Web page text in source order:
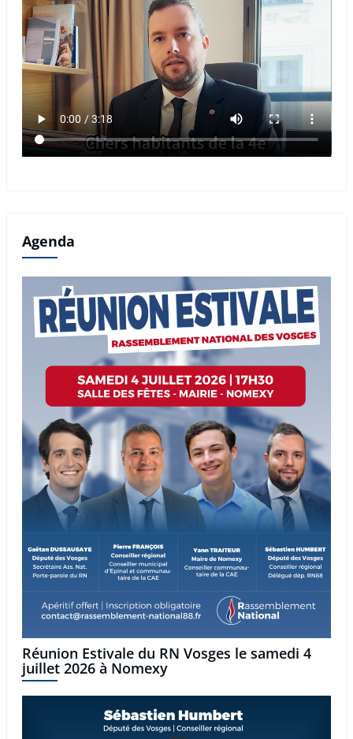
Agenda
Réunion Estivale du RN Vosges le samedi 4
juillet 2026 à Nomexy